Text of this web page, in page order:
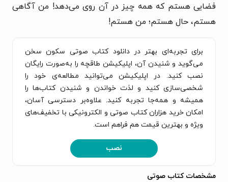
فضایی‌ هستم‌ که‌ همه‌ چیز در آن‌ روی‌ می‌دهد! من‌ آگاهی‌
هستم‌، حال هستم‌؛ من‌ هستم!
برای تجربه‌ای بهتر در دانلود کتاب صوتی سکون سخن
می‌گوید و شنیدن آن، اپلیکیشن طاقچه را به‌صورت رایگان
نصب کنید. در اپلیکیشن می‌توانید مطالعه‌ی خود را
شخصی‌سازی کنید و لذت خواندن و شنیدن کتاب‌ها را
همیشه و همه‌جا تجربه کنید. علاوه‌بر دسترسی آسان،
امکان خرید هزاران کتاب صوتی و الکترونیکی با تخفیف‌های
ویژه و بهترین قیمت هم فراهم است.
نصب
مشخصات کتاب صوتی